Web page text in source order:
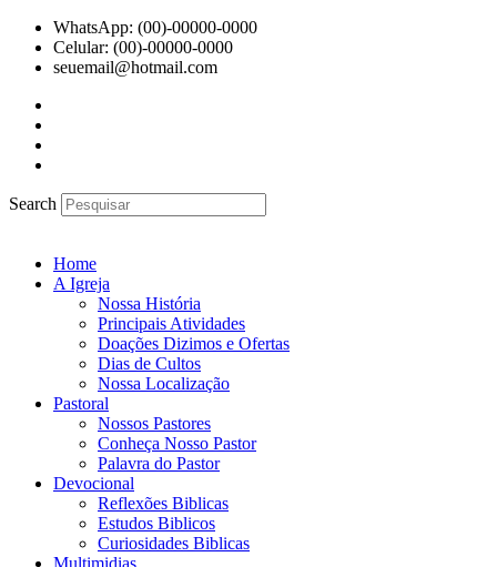
para
WhatsApp: (00)-00000-0000
Celular: (00)-00000-0000
seuemail@hotmail.com
Search
Home
A Igreja
Nossa História
Principais Atividades
Doações Dizimos e Ofertas
Dias de Cultos
Nossa Localização
Pastoral
Nossos Pastores
Conheça Nosso Pastor
Palavra do Pastor
Devocional
Reflexões Biblicas
Estudos Biblicos
Curiosidades Biblicas
Multimidias